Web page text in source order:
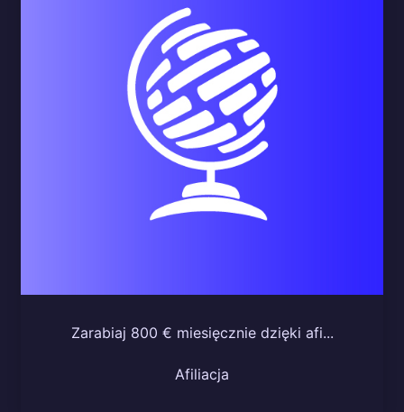
Zarabiaj 800 € miesięcznie dzięki afi...
Afiliacja